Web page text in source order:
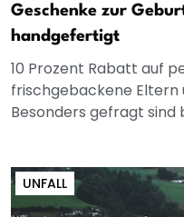
Geschenke zur
handgefertigt
10 Prozent Rabatt auf
frischgebackene Eltern
Besonders gefragt sind
UNFALL